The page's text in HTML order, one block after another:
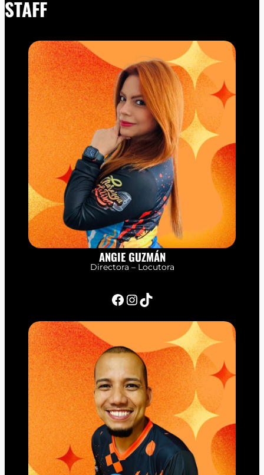
STAFF
ANGIE GUZMÁN
Directora – Locutora
Facebook InstagramTikTok